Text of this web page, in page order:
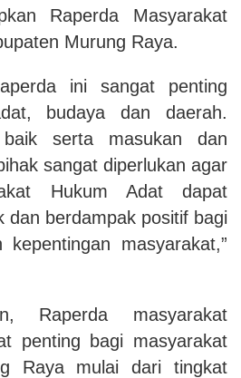
Raperda Masyarakat
Murung Raya.
ini sangat penting
budaya dan daerah.
serta masukan dan
sangat diperlukan agar
Hukum Adat dapat
dan berdampak positif bagi
kepentingan masyarakat,”
Raperda masyarakat
penting bagi masyarakat
Raya mulai dari tingkat